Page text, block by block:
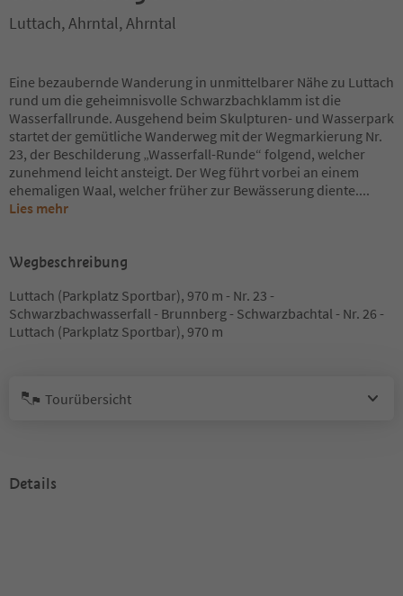
Luttach, Ahrntal, Ahrntal
Eine bezaubernde Wanderung in unmittelbarer Nähe zu Luttach
rund um die geheimnisvolle Schwarzbachklamm ist die
Wasserfallrunde. Ausgehend beim Skulpturen- und Wasserpark
startet der gemütliche Wanderweg mit der Wegmarkierung Nr.
23, der Beschilderung „Wasserfall-Runde“ folgend, welcher
zunehmend leicht ansteigt. Der Weg führt vorbei an einem
ehemaligen Waal, welcher früher zur Bewässerung diente....
Lies mehr
Wegbeschreibung
Luttach (Parkplatz Sportbar), 970 m - Nr. 23 -
Schwarzbachwasserfall - Brunnberg - Schwarzbachtal - Nr. 26 -
Luttach (Parkplatz Sportbar), 970 m
Tourübersicht
Details